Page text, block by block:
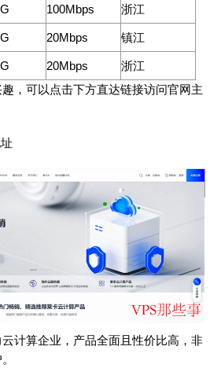
100Mbps 浙江
20Mbps 镇江
20Mbps
浙江
，可以点击下方直达链接访问官网主
计算企业，产品全面且性价比高，非